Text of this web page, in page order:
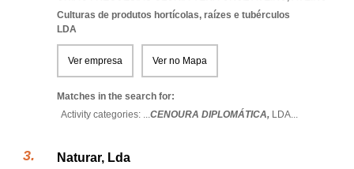
Culturas de produtos hortícolas, raízes e tubérculos
LDA
Ver empresa Ver no Mapa
Matches in the search for:
Activity categories: ...CENOURA DIPLOMÁTICA, LDA...
Naturar, Lda